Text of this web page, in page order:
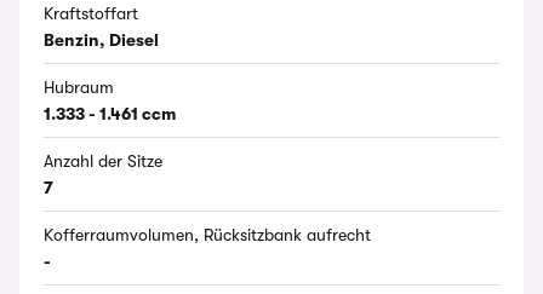
Kraftstoffart
Benzin, Diesel
Hubraum
1.333 - 1.461 ccm
Anzahl der Sitze
7
Kofferraumvolumen, Rücksitzbank aufrecht
-